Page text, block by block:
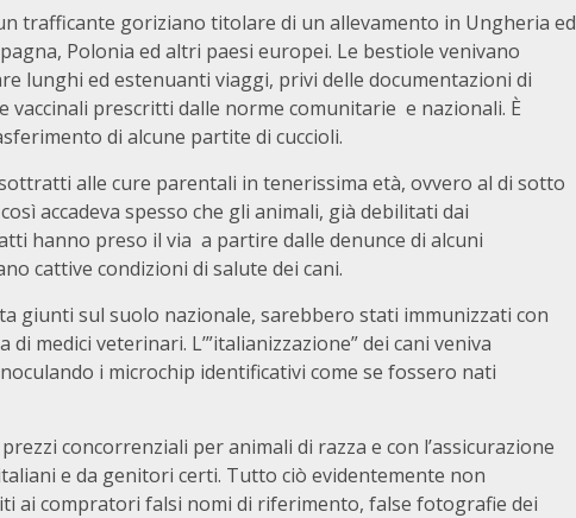
trafficante goriziano titolare di un allevamento in Ungheria ed
Polonia ed altri paesi europei. Le bestiole venivano
lunghi ed estenuanti viaggi, privi delle documentazioni di
prescritti dalle norme comunitarie e nazionali. È
di alcune partite di cuccioli.
alle cure parentali in tenerissima età, ovvero al di sotto
accadeva spesso che gli animali, già debilitati dai
hanno preso il via a partire dalle denunce di alcuni
cattive condizioni di salute dei cani.
giunti sul suolo nazionale, sarebbero stati immunizzati con
medici veterinari. L’”italianizzazione” dei cani veniva
i microchip identificativi come se fossero nati
concorrenziali per animali di razza e con l’assicurazione
e da genitori certi. Tutto ciò evidentemente non
ai compratori falsi nomi di riferimento, false fotografie dei